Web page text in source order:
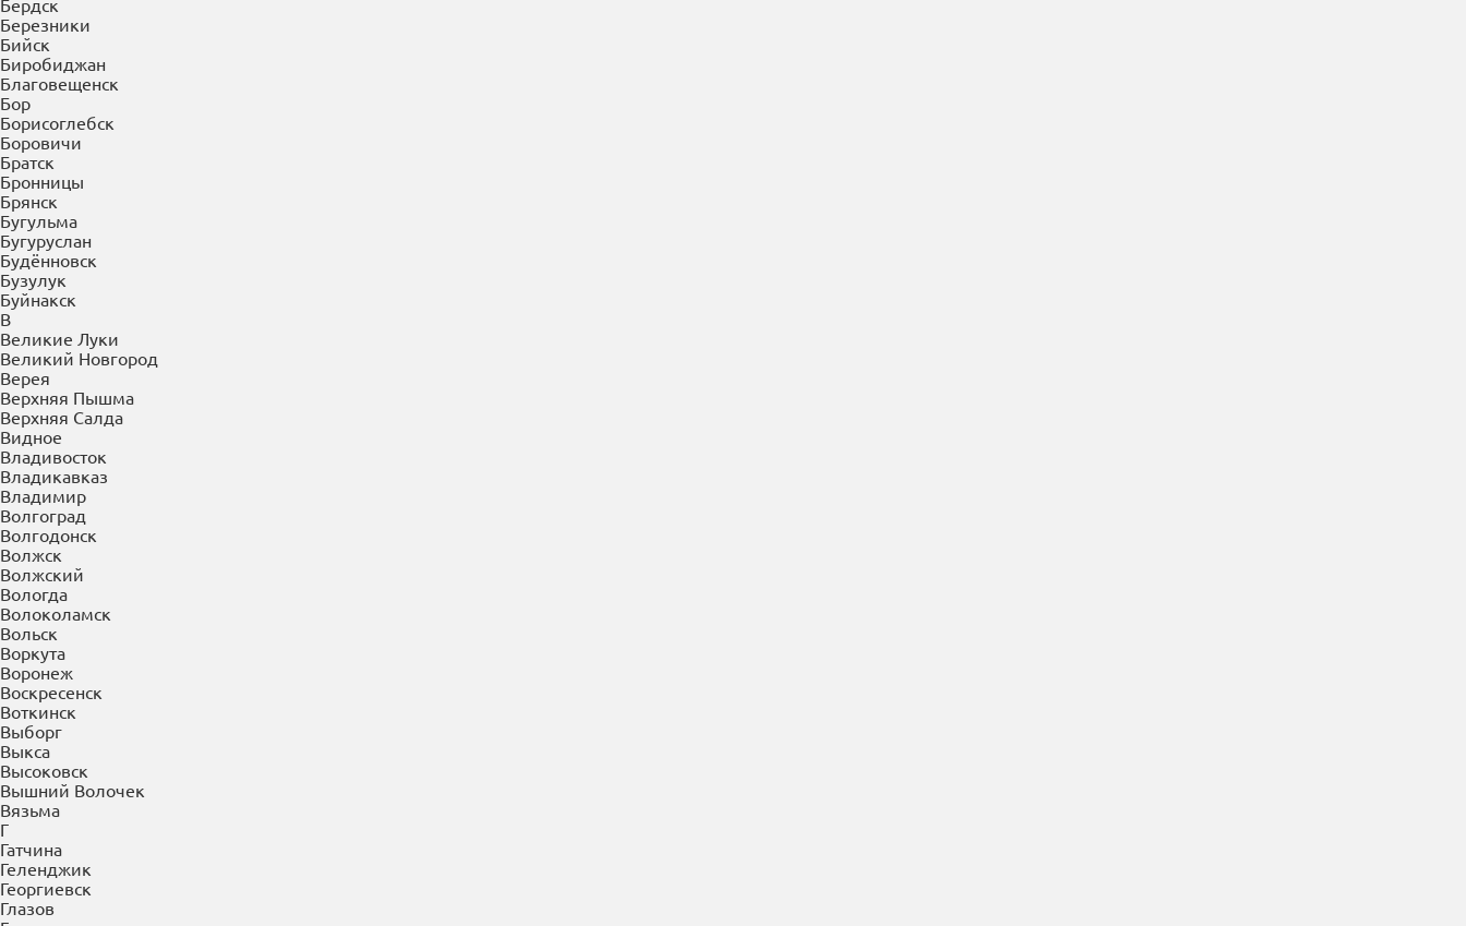
Барнаул
Батайск
Белгород
Белово
Белогорск
Белорецк
Белореченск
Бердск
Березники
Бийск
Биробиджан
Благовещенск
Бор
Борисоглебск
Боровичи
Братск
Бронницы
Брянск
Бугульма
Бугуруслан
Будённовск
Бузулук
Буйнакск
В
Великие Луки
Великий Новгород
Верея
Верхняя Пышма
Верхняя Салда
Видное
Владивосток
Владикавказ
Владимир
Волгоград
Волгодонск
Волжск
Волжский
Вологда
Волоколамск
Вольск
Воркута
Воронеж
Воскресенск
Воткинск
Выборг
Выкса
Высоковск